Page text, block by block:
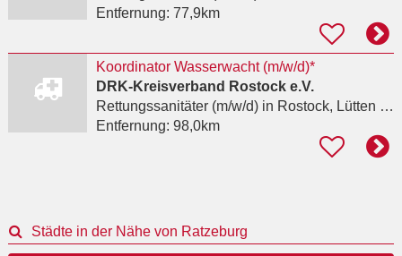
Entfernung: 77,9km
Koordinator Wasserwacht (m/w/d)*
DRK-Kreisverband Rostock e.V.
Rettungssanitäter (m/w/d)in Rostock, Lütten Klein
Entfernung: 98,0km
Städte in der Nähe von Ratzeburg